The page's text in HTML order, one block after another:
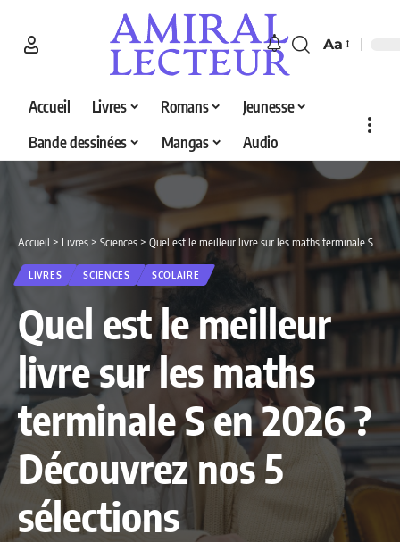
Aa
Accueil Livres Romans
Jeunesse
Bande dessinées
Mangas Audio
Accueil > Livres> Sciences> Quel est le meilleur livre sur les maths terminale S en 2026 ? Découvrez nos 5 sélections
LIVRES SCIENCES SCOLAIRE
Quel est le meilleur
livre sur les maths
terminale S en 2026 ?
Découvrez nos 5
sélections